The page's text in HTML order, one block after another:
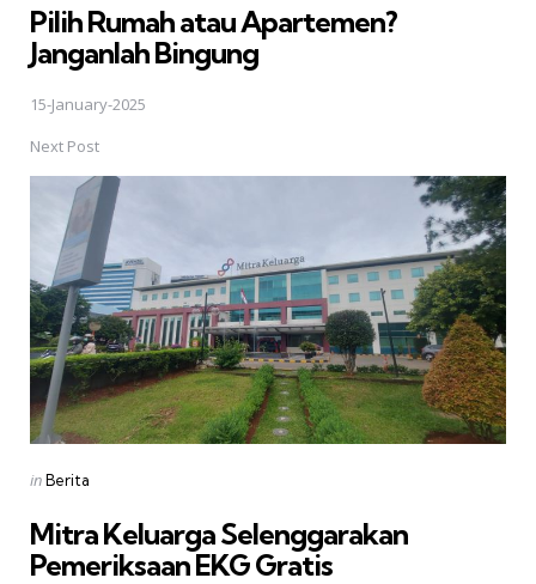
Pilih Rumah atau Apartemen?
Janganlah Bingung
15-January-2025
Next Post
Posted
inBerita
Mitra Keluarga Selenggarakan
Pemeriksaan EKG Gratis